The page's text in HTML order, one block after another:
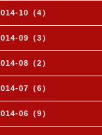
10（4）
09（3）
08（2）
07（6）
06（9）